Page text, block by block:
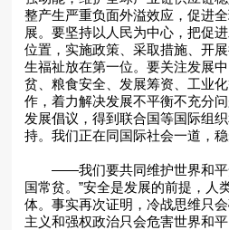
整产生严重负面外溢效应，促进
展。要坚持以人民为中心，把促
位置，实施政策、采取措施、开
生福祉放在第一位。要关注发展
贫、粮食安全、发展筹资、工业
作，着力解决发展不平衡不充分
发展倡议，得到联合国等国际组
持。我们正在同国际社会一道，稳
——我们要共同维护世界和平
国常贫。”安全是发展的前提，人
体。事实再次证明，冷战思维只
主义和强权政治只会危害世界和